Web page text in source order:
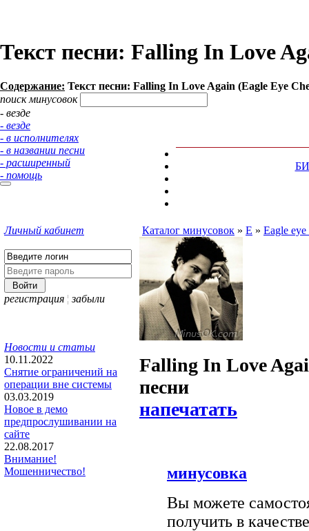
Текст песни: Falling In Love
Содержание: Текст песни: Falling In Love Again (Eagle Eye
поиск минусовок
- везде
- везде
- в исполнителях
- в названии песни
- расширенный
- помощь
Личный кабинет
регистрация ¦ забыли
Новости и статьи
10.11.2022
Снятие ограничений на
операции вне системы
03.03.2019
Новое в демо
предпрослушивании на
сайте
22.08.2017
Внимание!
Мошенничество!
Каталог минусовок » E » Eagle
Falling In Love
песни
напечатать
минусовка
Вы можете
получить в